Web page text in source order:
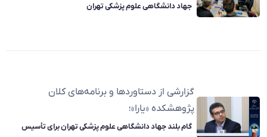
جهاد دانشگاهی علوم پزشکی تهران
گزارشی از دستاوردها و برنامه‌های کلان
پژوهشکده «یارا»؛
گام بلند جهاد دانشگاهی علوم پزشکی تهران برای تأسیس